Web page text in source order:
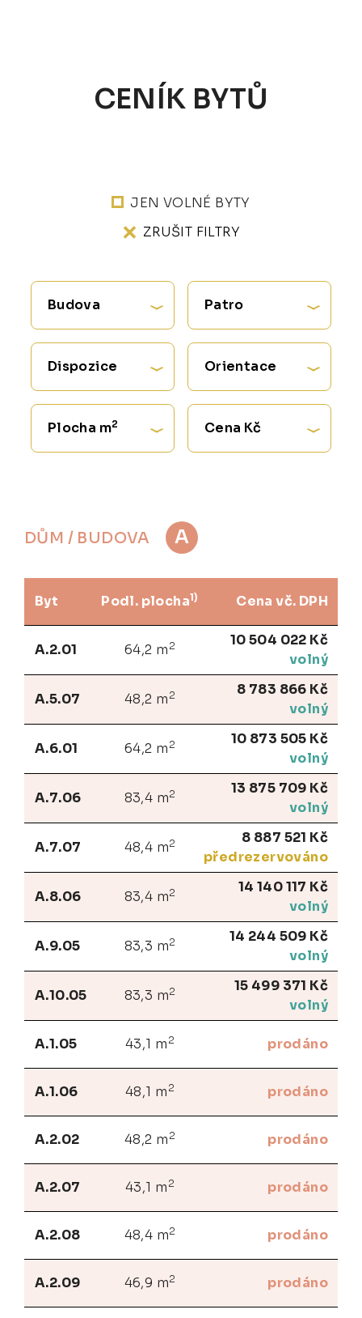
CENÍK BYTŮ
JEN VOLNÉ BYTY
ZRUŠIT FILTRY
Budova Patro
Dispozice Orientace
Plocha m2 Cena Kč
DŮM / BUDOVA A
Byt Podl. plocha1) Cena vč. DPH
A.2.01 64,2 m 2
10 504 022 Kč
volný
A.5.07 48,2 m 2
8 783 866 Kč
volný
A.6.01 64,2 m 2
10 873 505 Kč
volný
A.7.06 83,4 m2
13 875 709 Kč
volný
A.7.07 48,4 m2
8 887 521 Kč
předrezervováno
A.8.06 83,4 m2
14 140 117 Kč
volný
A.9.05 83,3 m2
14 244 509 Kč
volný
A.10.05 83,3 m2
15 499 371 Kč
volný
A.1.05 43,1 m 2 prodáno
A.1.06 48,1 m 2 prodáno
A.2.02 48,2 m 2 prodáno
A.2.07 43,1 m 2 prodáno
A.2.08 48,4 m2 prodáno
A.2.09 46,9 m2 prodáno